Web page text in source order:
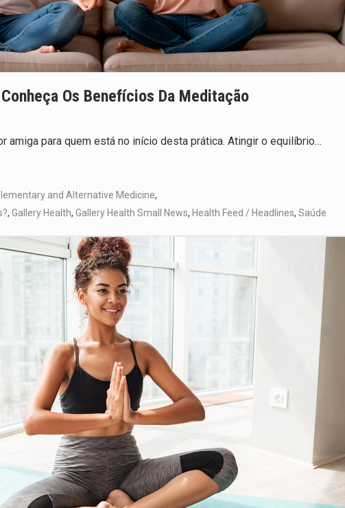
Os Benefícios Da Meditação
amiga para quem está no início desta prática. Atingir o equilíbrio…
and Alternative Medicine,
, Gallery Health, Gallery Health Small News, Health Feed / Headlines, Saúde